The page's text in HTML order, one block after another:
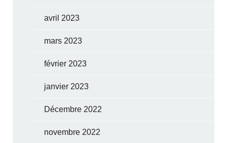
avril 2023
mars 2023
février 2023
janvier 2023
Décembre 2022
novembre 2022